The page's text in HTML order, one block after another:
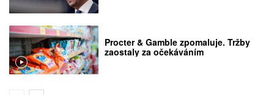
Procter & Gamble zpomaluje. Tržby
zaostaly za očekáváním